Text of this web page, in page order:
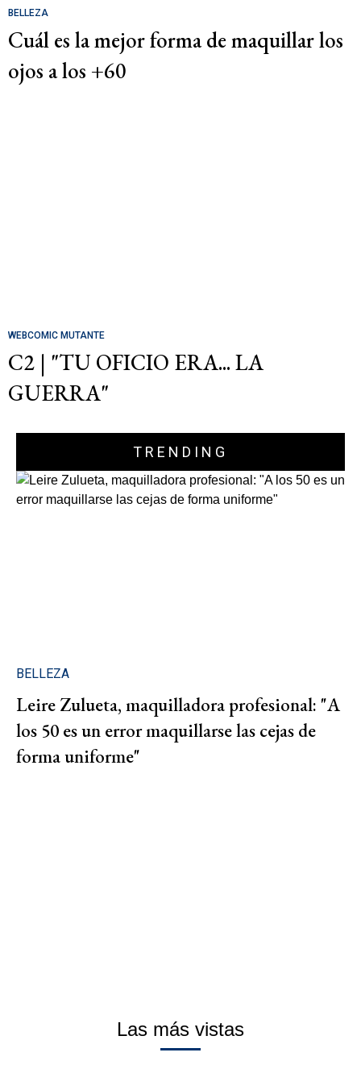
BELLEZA
Cuál es la mejor forma de maquillar los
ojos a los +60
WEBCOMIC MUTANTE
C2 | "TU OFICIO ERA... LA
GUERRA"
TRENDING
BELLEZA
Leire Zulueta, maquilladora profesional: "A
los 50 es un error maquillarse las cejas de
forma uniforme"
Las más vistas